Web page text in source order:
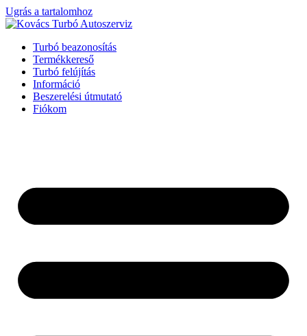
Ugrás a tartalomhoz
Turbó beazonosítás
Termékkereső
Turbó felújítás
Információ
Beszerelési útmutató
Fiókom